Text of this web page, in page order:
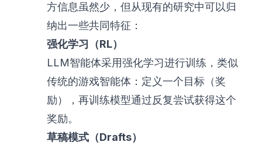
方信息虽然少，但从现有的研究中可以归
纳出一些共同特征：
强化学习（RL）
LLM智能体采用强化学习进行训练，类似
传统的游戏智能体：定义一个目标（奖
励），再训练模型通过反复尝试获得这个
奖励。
草稿模式（Drafts）